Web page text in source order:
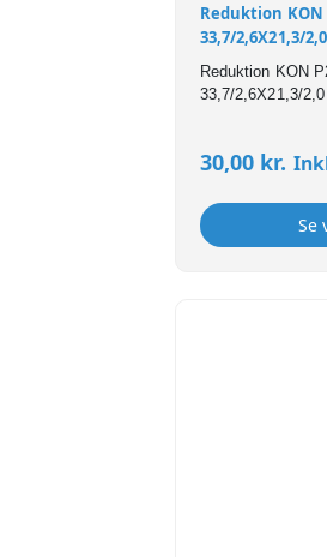
Reduktion KON
33,7/2,6X21,3/2,0
Reduktion KON
33,7/2,6X21,3/2,0
30,00 kr.
Se